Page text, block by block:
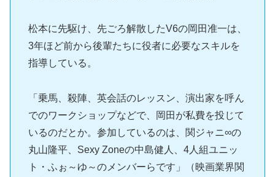
松本に先駆け、先ごろ解散したV6の岡田准一は、
3年ほど前から後輩たちに役者に必要なスキルを
指導している。
「乗馬、殺陣、英会話のレッスン、演出家を呼ん
でのワークショップなどで、岡田が私費を投じて
いるのだとか。参加しているのは、関ジャニ∞の
丸山隆平、Sexy Zoneの中島健人、4人組ユニッ
ト・ふぉ～ゆ～のメンバーらです」（映画業界関